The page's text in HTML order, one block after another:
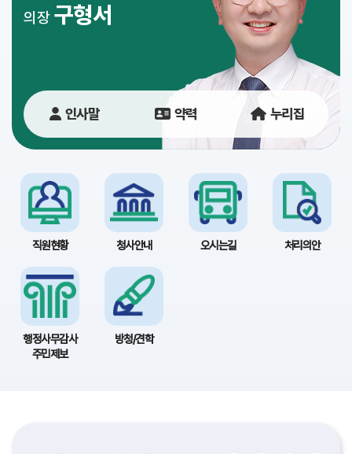
참
이
용
안
내
의장 구형서
인사말 약력 누리집
직원현황 청사안내 오시는길 처리의안
행정사무감사
주민제보
방청/견학